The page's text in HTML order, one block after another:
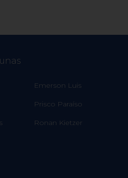
Emerson Luis
Prisco Paraíso
Ronan Kietzer